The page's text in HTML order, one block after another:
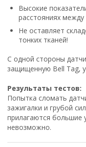
Высокие
расстояниях
Не оставляет
тонких тканей!
С одной стороны
защищенную Bell Tag,
Результаты тестов:
Попытка сломать
зажигалки и грубой
прилагаются большие
невозможно.